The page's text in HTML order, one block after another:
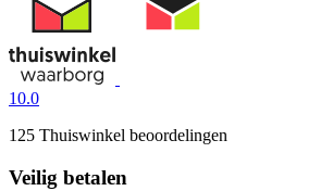
10.0
125 Thuiswinkel beoordelingen
Veilig betalen